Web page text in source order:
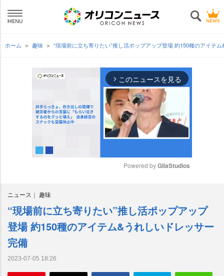
ホーム 趣味 “現場前に立ち寄りたい”推し活ポップアップ登場 約150種のアイテ
arrow_forward_ios このニュースを見る
e
Powered by GliaStudios
ニュース 趣味
“現場前に立ち寄りたい”推し活ポップアップ
登場 約150種のアイテム&うれしいドレッサー
完備
2023-07-05 18:26